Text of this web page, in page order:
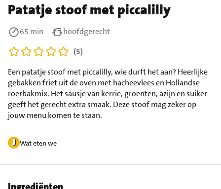
Patatje stoof met piccalilly
Wat eten we
Een patatje stoof met piccalilly, wie durft het aan? Heerlijke
gebakken friet uit de oven met hacheevlees en Hollandse
roerbakmix. Het sausje van kerrie, groenten, azijn en suiker
geeft het gerecht extra smaak. Deze stoof mag zeker op
jouw menu komen te staan.
65 min
hoofdgerecht
(5)